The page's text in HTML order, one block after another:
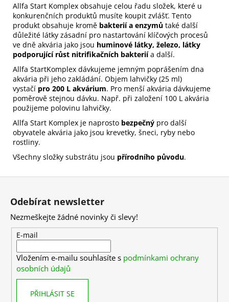
Allfa Start Komplex obsahuje celou řadu složek, které u
konkurenčních produktů musíte koupit zvlášť. Tento
produkt obsahuje kromě bakterií a enzymů také další
důležité látky zásadní pro nastartování klíčových procesů
ve dně akvária jako jsou huminové látky, železo, látky
podporující růst nitrifikačních bakteriía další.
Allfa StartKomplex dávkujeme jemným poprášením dna
akvária při jeho zakládání. Objem lahvičky (25 ml)
vystačí pro 200 L akvárium. Pro menší akvária dávkujeme
poměrově stejnou dávku. Např. při založení 100 L akvária
použijeme polovinu lahvičky.
Allfa Start Komplex je naprosto bezpečný pro další
obyvatele akvária jako jsou krevetky, šneci, ryby nebo
rostliny.
Všechny složky substrátu jsou přírodního původu.
Z
Odebírat newsletter
Nezmeškejte žádné novinky či slevy!
E-mail
Vložením e-mailu souhlasíte s podmínkami ochrany
osobních údajů
PŘIHLÁSIT SE